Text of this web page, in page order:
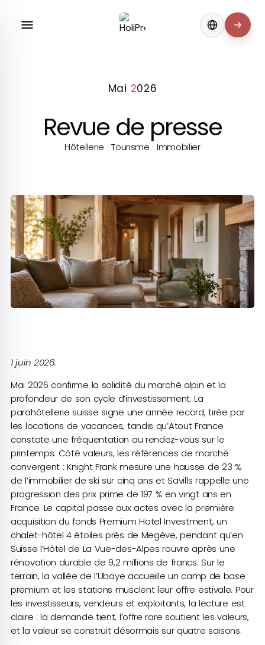
Change
Mai 2026
Revue de presse
Hôtellerie · Tourisme · Immobilier
1 juin 2026.
Mai 2026 confirme la solidité du marché alpin et la
profondeur de son cycle d’investissement. La
parahôtellerie suisse signe une année record, tirée par
les locations de vacances, tandis qu’Atout France
constate une fréquentation au rendez-vous sur le
printemps. Côté valeurs, les références de marché
convergent : Knight Frank mesure une hausse de 23 %
de l’immobilier de ski sur cinq ans et Savills rappelle une
progression des prix prime de 197 % en vingt ans en
France. Le capital passe aux actes avec la première
acquisition du fonds Premium Hotel Investment, un
chalet-hôtel 4 étoiles près de Megève, pendant qu’en
Suisse l’Hôtel de La Vue-des-Alpes rouvre après une
rénovation durable de 9,2 millions de francs. Sur le
terrain, la vallée de l’Ubaye accueille un camp de base
premium et les stations musclent leur offre estivale. Pour
les investisseurs, vendeurs et exploitants, la lecture est
claire : la demande tient, l’offre rare soutient les valeurs,
et la valeur se construit désormais sur quatre saisons.